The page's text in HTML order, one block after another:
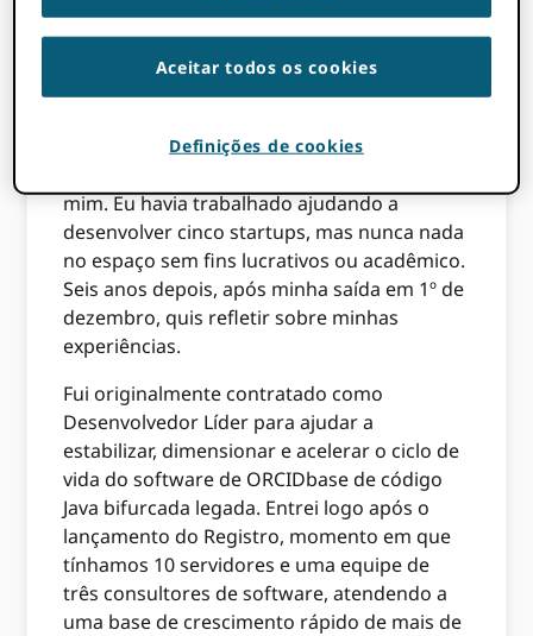
crescimento do usuário de “taco de hóquei”
que deixa as pessoas babando no mundo
das startups. ORCID conseguiu isso em
apenas seis anos.
Juntar-se a ORCID em 2012, como líder de
mim. Eu havia trabalhado ajudando a
desenvolver cinco startups, mas nunca nada
no espaço sem fins lucrativos ou acadêmico.
Seis anos depois, após minha saída em 1º de
dezembro, quis refletir sobre minhas
experiências.
Fui originalmente contratado como
Desenvolvedor Líder para ajudar a
estabilizar, dimensionar e acelerar o ciclo de
vida do software de ORCIDbase de código
Java bifurcada legada. Entrei logo após o
lançamento do Registro, momento em que
tínhamos 10 servidores e uma equipe de
três consultores de software, atendendo a
uma base de crescimento rápido de mais de
Aceitar todos os cookies
Definições de cookies